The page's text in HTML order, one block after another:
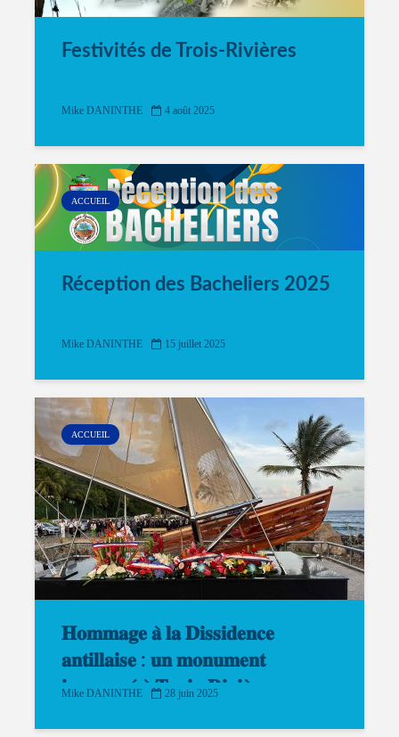
Festivités de Trois-Rivières
Mike DANINTHE 4 août 2025
ACCUEIL
Réception des Bacheliers 2025
Mike DANINTHE 15 juillet 2025
ACCUEIL
𝐇𝐨𝐦𝐦𝐚𝐠𝐞 𝐚̀ 𝐥𝐚 𝐃𝐢𝐬𝐬𝐢𝐝𝐞𝐧𝐜𝐞
𝐚𝐧𝐭𝐢𝐥𝐥𝐚𝐢𝐬𝐞 : 𝐮𝐧 𝐦𝐨𝐧𝐮𝐦𝐞𝐧𝐭
𝐢𝐧𝐚𝐮𝐠𝐮𝐫𝐞́ 𝐚̀ 𝐓𝐫𝐨𝐢𝐬-𝐑𝐢𝐯𝐢𝐞̀𝐫𝐞𝐬
Mike DANINTHE 28 juin 2025